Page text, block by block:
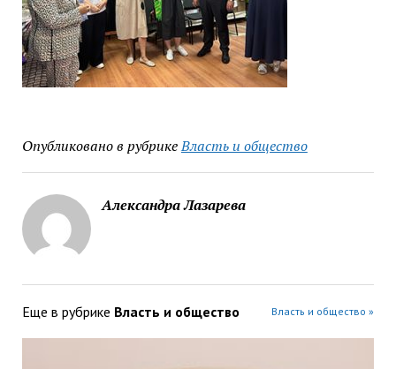
Опубликовано в рубрикеВласть и общество
Александра Лазарева
Еще в рубрике Власть и общество Власть и общество »